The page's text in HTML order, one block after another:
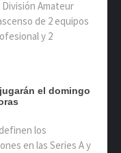
División Amateur
de 2 equipos
y 2
el domingo
los
en las Series A y